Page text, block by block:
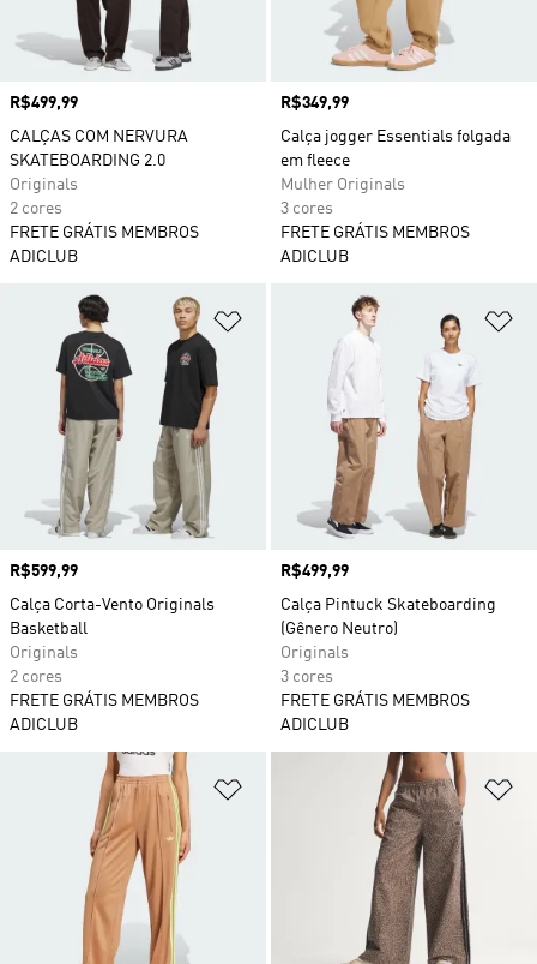
Preço
R$499,99
CALÇAS COM NERVURA
SKATEBOARDING 2.0
Originals
2 cores
FRETE GRÁTIS MEMBROS
ADICLUB
Preço
R$349,99
Calça jogger Essentials folgada
em fleece
Mulher Originals
3 cores
FRETE GRÁTIS MEMBROS
ADICLUB
Adicionar à Lista de Desejos
Preço
R$599,99
Calça Corta-Vento Originals
Basketball
Originals
2 cores
FRETE GRÁTIS MEMBROS
ADICLUB
Preço
R$499,99
Calça Pintuck Skateboarding
(Gênero Neutro)
Originals
3 cores
FRETE GRÁTIS MEMBROS
ADICLUB
Adicionar à Lista de Desejos